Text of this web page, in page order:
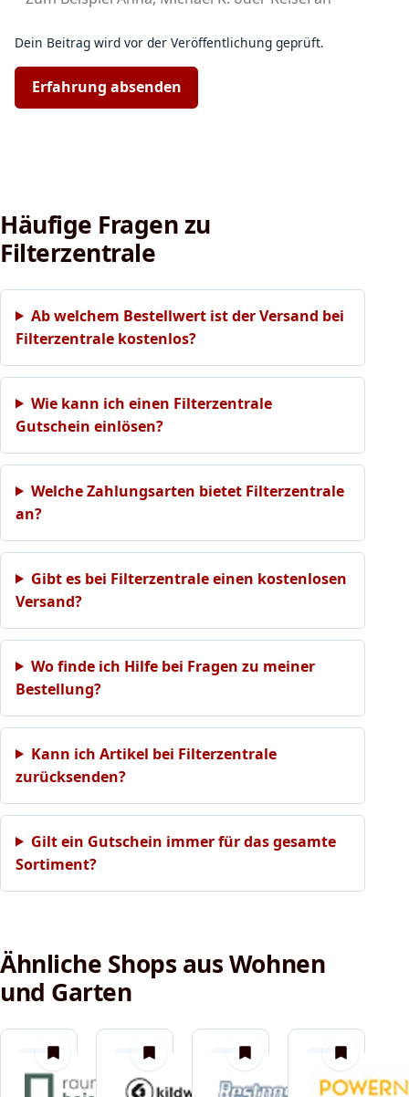
Dein Beitrag wird vor der Veröffentlichung geprüft.
Erfahrung absenden
Häufige Fragen zu
Filterzentrale
Ab welchem Bestellwert ist der Versand bei
Filterzentrale kostenlos?
Wie kann ich einen Filterzentrale
Gutschein einlösen?
Welche Zahlungsarten bietet Filterzentrale
an?
Gibt es bei Filterzentrale einen kostenlosen
Versand?
Wo finde ich Hilfe bei Fragen zu meiner
Bestellung?
Kann ich Artikel bei Filterzentrale
zurücksenden?
Gilt ein Gutschein immer für das gesamte
Sortiment?
Ähnliche Shops aus Wohnen
und Garten
merken merken merken merken